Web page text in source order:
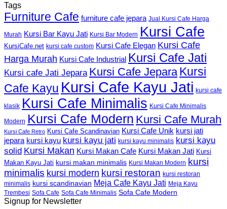
Tags
Furniture Cafe furniture cafe jepara Jual Kursi Cafe Harga
Murah Kursi Bar Kayu Jati Kursi Bar Modern Kursi Cafe
KursiCafe.net kursi cafe custom Kursi Cafe Elegan Kursi Cafe
Harga Murah Kursi Cafe Industrial Kursi Cafe Jati
Kursi cafe Jati Jepara Kursi Cafe Jepara Kursi
Cafe Kayu Kursi Cafe Kayu Jati kursi cafe
klasik Kursi Cafe Minimalis Kursi Cafe Minimalis
Modern Kursi Cafe Modern Kursi Cafe Murah
Kursi Cafe Retro Kursi Cafe Scandinavian Kursi Cafe Unik kursi jati
jepara kursi kayu kursi kayu jati kursi kayu minimalis kursi kayu
solid Kursi Makan Kursi Makan Cafe Kursi Makan Jati Kursi
Makan Kayu Jati kursi makan minimalis Kursi Makan Modern kursi
minimalis kursi modern kursi restoran kursi restoran
minimalis kursi scandinavian Meja Cafe Kayu Jati Meja Kayu
Trembesi Sofa Cafe Sofa Cafe Minimalis Sofa Cafe Modern
Signup for Newsletter